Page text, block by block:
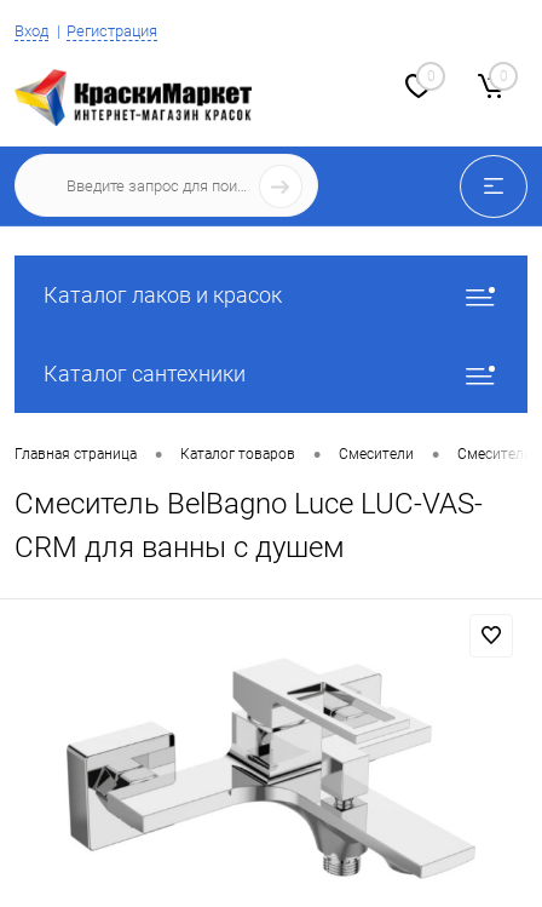
Вход Регистрация
0 0
Каталог лаков и красок
Каталог сантехники
Главная страница • Каталог товаров • Смесители • Смесители
Смеситель BelBagno Luce LUC-VAS-
CRM для ванны с душем